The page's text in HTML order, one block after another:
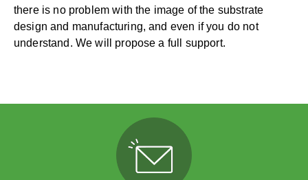
there is no problem with the image of the substrate
design and manufacturing, and even if you do not
understand. We will propose a full support.